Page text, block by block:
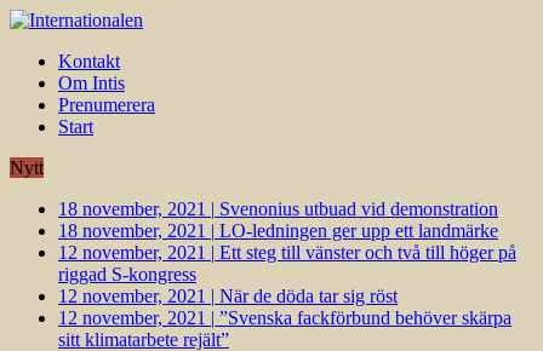
Kontakt
Om Intis
Prenumerera
Start
Nytt
18 november, 2021 | Svenonius utbuad vid demonstration
18 november, 2021 | LO-ledningen ger upp ett landmärke
12 november, 2021 | Ett steg till vänster och två till höger på
riggad S-kongress
12 november, 2021 | När de döda tar sig röst
12 november, 2021 | ”Svenska fackförbund behöver skärpa
sitt klimatarbete rejält”